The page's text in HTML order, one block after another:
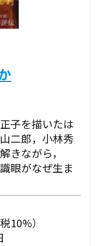
子を描いたは
二郎，小林秀
きながら，
眼がなぜ生ま
10%）